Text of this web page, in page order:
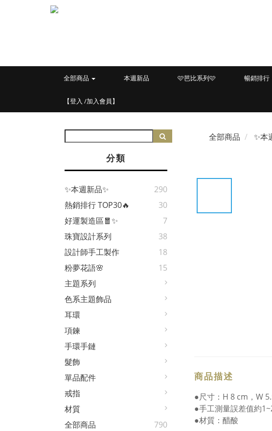
全部商品 本週新品 🩷芭比系列🩷 暢銷排行
【登入 /加入會員】
分類
✨本週新品✨
290
熱銷排行 TOP30🔥
30
好運製造區🧧✨
7
珠寶設計系列
38
設計師手工製作
18
粉夢花語🌸
15
主題系列
色系主題飾品
耳環
項鍊
手環手鏈
髮飾
單品配件
戒指
材質
全部商品
790
全部商品 ✨本
商品描述
●尺寸：H 8 cm，W
●手工測量誤差值約
●材質：醋酸